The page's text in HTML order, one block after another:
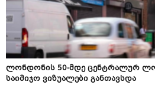
ლონდონის 50-მდე ცენტრალურ
საიმიჯო ვიზუალები განთავსდა